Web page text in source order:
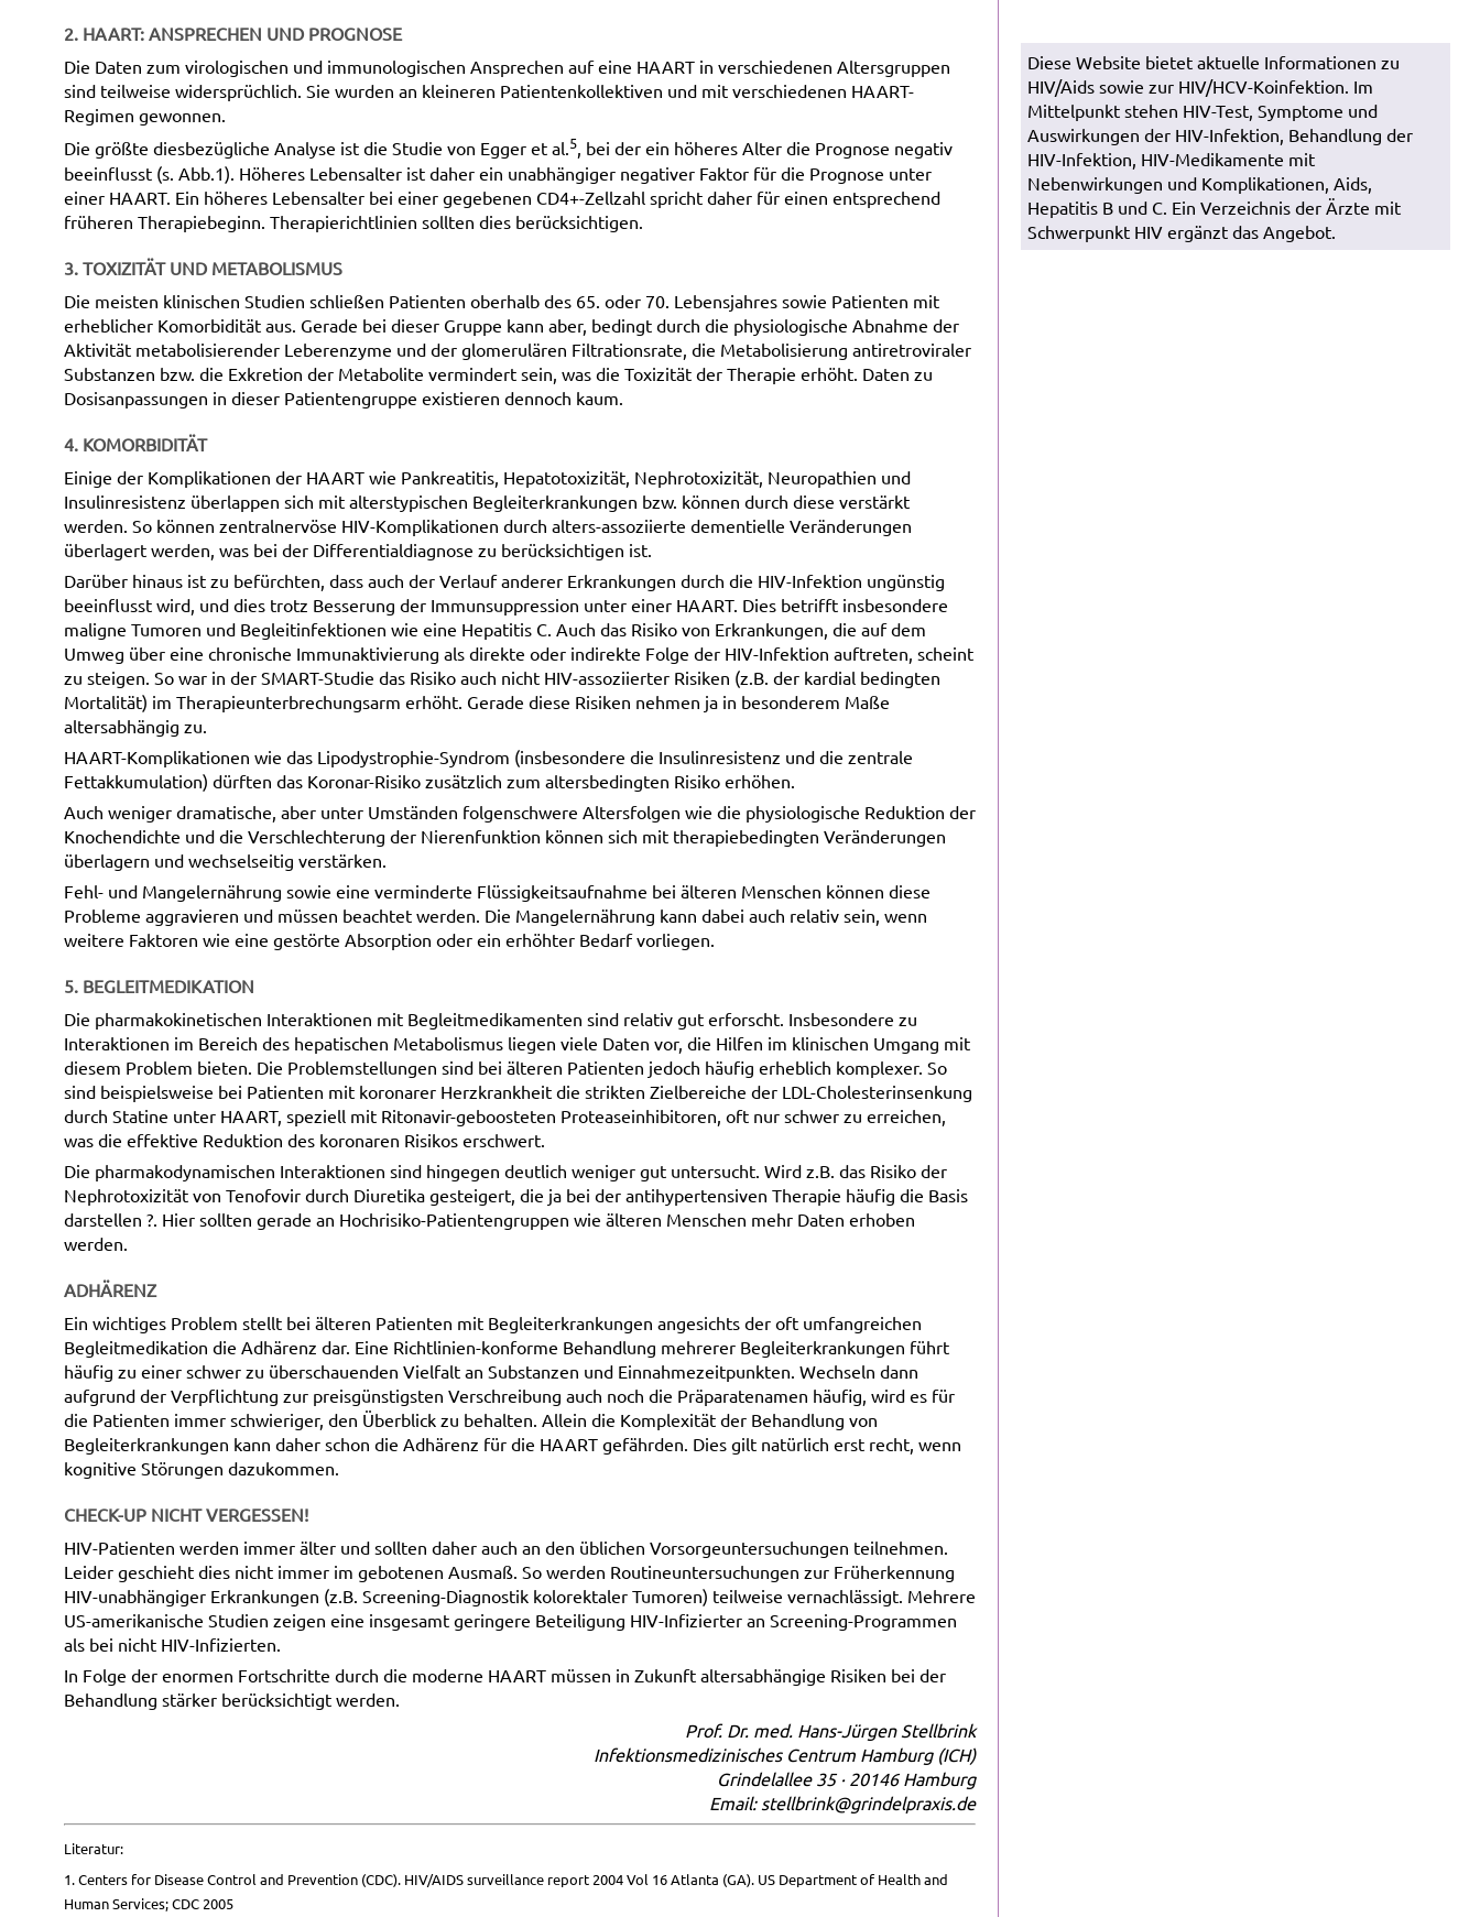
2. HAART: ANSPRECHEN UND PROGNOSE
Die Daten zum virologischen und immunologischen Ansprechen auf eine HAART in verschiedenen Altersgruppen
sind teilweise widersprüchlich. Sie wurden an kleineren Patientenkollektiven und mit verschiedenen HAART-
Regimen gewonnen.
Die größte diesbezügliche Analyse ist die Studie von Egger et al.5, bei der ein höheres Alter die Prognose negativ
beeinflusst (s. Abb.1). Höheres Lebensalter ist daher ein unabhängiger negativer Faktor für die Prognose unter
einer HAART. Ein höheres Lebensalter bei einer gegebenen CD4+-Zellzahl spricht daher für einen entsprechend
früheren Therapiebeginn. Therapierichtlinien sollten dies berücksichtigen.
3. TOXIZITÄT UND METABOLISMUS
Die meisten klinischen Studien schließen Patienten oberhalb des 65. oder 70. Lebensjahres sowie Patienten mit
erheblicher Komorbidität aus. Gerade bei dieser Gruppe kann aber, bedingt durch die physiologische Abnahme der
Aktivität metabolisierender Leberenzyme und der glomerulären Filtrationsrate, die Metabolisierung antiretroviraler
Substanzen bzw. die Exkretion der Metabolite vermindert sein, was die Toxizität der Therapie erhöht. Daten zu
Dosisanpassungen in dieser Patientengruppe existieren dennoch kaum.
4. KOMORBIDITÄT
Einige der Komplikationen der HAART wie Pankreatitis, Hepatotoxizität, Nephrotoxizität, Neuropathien und
Insulinresistenz überlappen sich mit alterstypischen Begleiterkrankungen bzw. können durch diese verstärkt
werden. So können zentralnervöse HIV-Komplikationen durch alters-assoziierte dementielle Veränderungen
überlagert werden, was bei der Differentialdiagnose zu berücksichtigen ist.
Darüber hinaus ist zu befürchten, dass auch der Verlauf anderer Erkrankungen durch die HIV-Infektion ungünstig
beeinflusst wird, und dies trotz Besserung der Immunsuppression unter einer HAART. Dies betrifft insbesondere
maligne Tumoren und Begleitinfektionen wie eine Hepatitis C. Auch das Risiko von Erkrankungen, die auf dem
Umweg über eine chronische Immunaktivierung als direkte oder indirekte Folge der HIV-Infektion auftreten, scheint
zu steigen. So war in der SMART-Studie das Risiko auch nicht HIV-assoziierter Risiken (z.B. der kardial bedingten
Mortalität) im Therapieunterbrechungsarm erhöht. Gerade diese Risiken nehmen ja in besonderem Maße
altersabhängig zu.
HAART-Komplikationen wie das Lipodystrophie-Syndrom (insbesondere die Insulinresistenz und die zentrale
Fettakkumulation) dürften das Koronar-Risiko zusätzlich zum altersbedingten Risiko erhöhen.
Auch weniger dramatische, aber unter Umständen folgenschwere Altersfolgen wie die physiologische Reduktion der
Knochendichte und die Verschlechterung der Nierenfunktion können sich mit therapiebedingten Veränderungen
überlagern und wechselseitig verstärken.
Fehl- und Mangelernährung sowie eine verminderte Flüssigkeitsaufnahme bei älteren Menschen können diese
Probleme aggravieren und müssen beachtet werden. Die Mangelernährung kann dabei auch relativ sein, wenn
weitere Faktoren wie eine gestörte Absorption oder ein erhöhter Bedarf vorliegen.
5. BEGLEITMEDIKATION
Die pharmakokinetischen Interaktionen mit Begleitmedikamenten sind relativ gut erforscht. Insbesondere zu
Interaktionen im Bereich des hepatischen Metabolismus liegen viele Daten vor, die Hilfen im klinischen Umgang mit
diesem Problem bieten. Die Problemstellungen sind bei älteren Patienten jedoch häufig erheblich komplexer. So
sind beispielsweise bei Patienten mit koronarer Herzkrankheit die strikten Zielbereiche der LDL-Cholesterinsenkung
durch Statine unter HAART, speziell mit Ritonavir-geboosteten Proteaseinhibitoren, oft nur schwer zu erreichen,
was die effektive Reduktion des koronaren Risikos erschwert.
Die pharmakodynamischen Interaktionen sind hingegen deutlich weniger gut untersucht. Wird z.B. das Risiko der
Nephrotoxizität von Tenofovir durch Diuretika gesteigert, die ja bei der antihypertensiven Therapie häufig die Basis
darstellen ?. Hier sollten gerade an Hochrisiko-Patientengruppen wie älteren Menschen mehr Daten erhoben
werden.
ADHÄRENZ
Ein wichtiges Problem stellt bei älteren Patienten mit Begleiterkrankungen angesichts der oft umfangreichen
Begleitmedikation die Adhärenz dar. Eine Richtlinien-konforme Behandlung mehrerer Begleiterkrankungen führt
häufig zu einer schwer zu überschauenden Vielfalt an Substanzen und Einnahmezeitpunkten. Wechseln dann
aufgrund der Verpflichtung zur preisgünstigsten Verschreibung auch noch die Präparatenamen häufig, wird es für
die Patienten immer schwieriger, den Überblick zu behalten. Allein die Komplexität der Behandlung von
Begleiterkrankungen kann daher schon die Adhärenz für die HAART gefährden. Dies gilt natürlich erst recht, wenn
kognitive Störungen dazukommen.
CHECK-UP NICHT VERGESSEN!
HIV-Patienten werden immer älter und sollten daher auch an den üblichen Vorsorgeuntersuchungen teilnehmen.
Leider geschieht dies nicht immer im gebotenen Ausmaß. So werden Routineuntersuchungen zur Früherkennung
HIV-unabhängiger Erkrankungen (z.B. Screening-Diagnostik kolorektaler Tumoren) teilweise vernachlässigt. Mehrere
US-amerikanische Studien zeigen eine insgesamt geringere Beteiligung HIV-Infizierter an Screening-Programmen
als bei nicht HIV-Infizierten.
In Folge der enormen Fortschritte durch die moderne HAART müssen in Zukunft altersabhängige Risiken bei der
Behandlung stärker berücksichtigt werden.
Prof. Dr. med. Hans-Jürgen Stellbrink
Infektionsmedizinisches Centrum Hamburg (ICH)
Grindelallee 35 · 20146 Hamburg
Email: stellbrink@grindelpraxis.de
Literatur:
1. Centers for Disease Control and Prevention (CDC). HIV/AIDS surveillance report 2004 Vol 16 Atlanta (GA). US Department of Health and
Human Services; CDC 2005
Diese Website bietet aktuelle Informationen zu
HIV/Aids sowie zur HIV/HCV-Koinfektion. Im
Mittelpunkt stehen HIV-Test, Symptome und
Auswirkungen der HIV-Infektion, Behandlung der
HIV-Infektion, HIV-Medikamente mit
Nebenwirkungen und Komplikationen, Aids,
Hepatitis B und C. Ein Verzeichnis der Ärzte mit
Schwerpunkt HIV ergänzt das Angebot.